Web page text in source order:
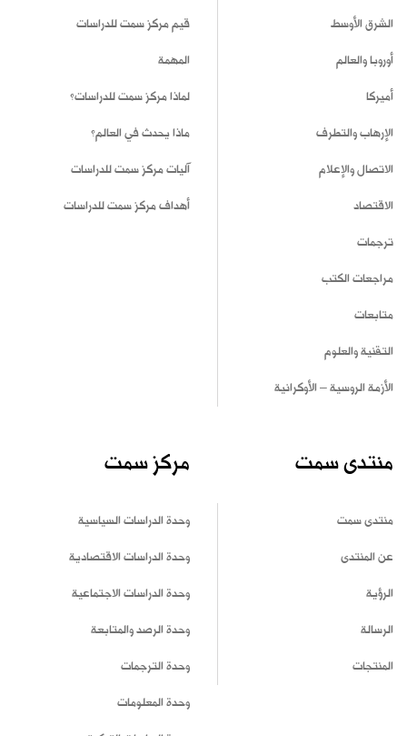
الشرق الأوسط
أوروبا والعالم
أميركا
الإرهاب والتطرف
الاتصال والإعلام
الاقتصاد
ترجمات
مراجعات الكتب
متابعات
التقنية والعلوم
الأزمة الروسية – الأوكرانية
قيم مركز سمت للدراسات
المهمة
لماذا مركز سمت للدراسات؟
ماذا يحدث في العالم؟
آليات مركز سمت للدراسات
أهداف مركز سمت للدراسات
منتدى سمت
منتدى سمت
عن المنتدى
الرؤية
الرسالة
المنتجات
مركز سمت
وحدة الدراسات السياسية
وحدة الدراسات الاقتصادية
وحدة الدراسات الاجتماعية
وحدة الرصد والمتابعة
وحدة الترجمات
وحدة المعلومات